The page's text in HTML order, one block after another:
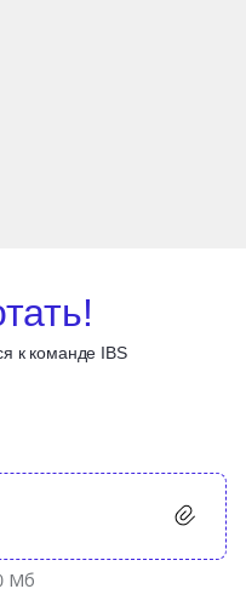
к команде IBS
Мб